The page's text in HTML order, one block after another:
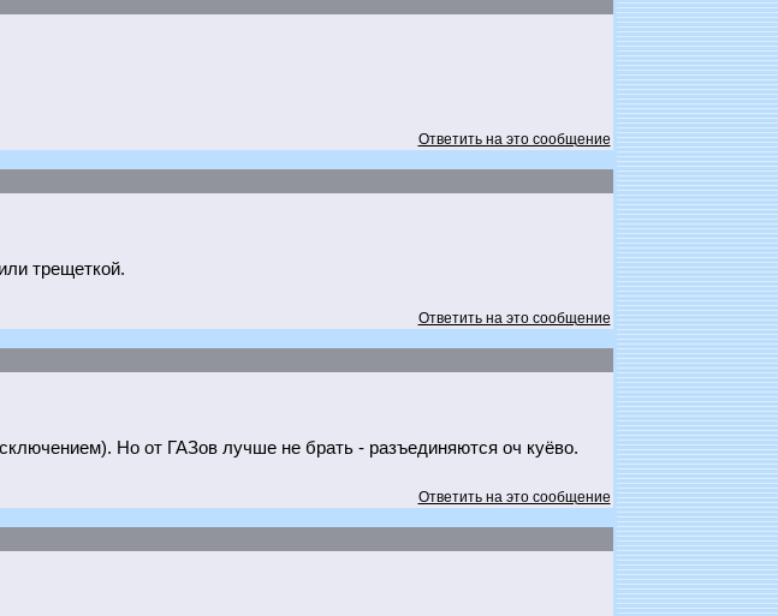
Ответить на это сообщение
трещеткой.
Ответить на это сообщение
Но от ГАЗов лучше не брать - разъединяются оч куёво.
Ответить на это сообщение